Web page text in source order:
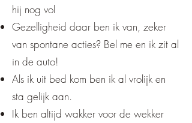
hij nog vol
Gezelligheid daar ben ik van, zeker
van spontane acties? Bel me en ik zit al
in de auto!
Als ik uit bed kom ben ik al vrolijk en
sta gelijk aan.
Ik ben altijd wakker voor de wekker